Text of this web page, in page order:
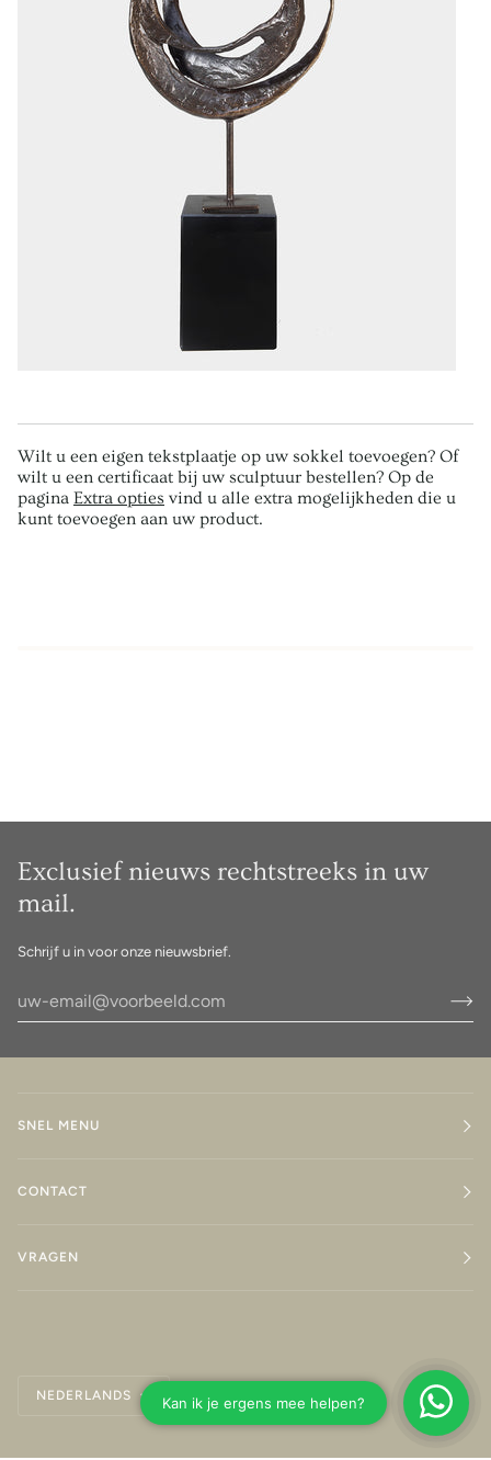
Wilt u een eigen tekstplaatje op uw sokkel toevoegen? Of
wilt u een certificaat bij uw sculptuur bestellen? Op de
pagina Extra opties vind u alle extra mogelijkheden die u
kunt toevoegen aan uw product.
Exclusief nieuws rechtstreeks in uw
mail.
Schrijf u in voor onze nieuwsbrief.
SNEL MENU
CONTACT
VRAGEN
Taal
NEDERLANDS